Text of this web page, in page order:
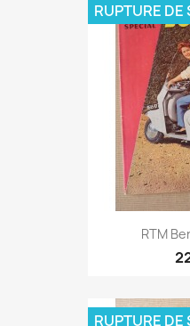
RTM
RUPTURE DE
RUPTURE DE